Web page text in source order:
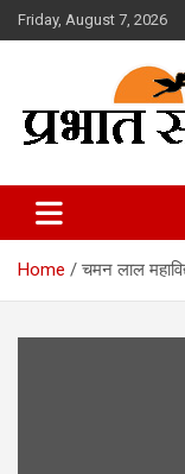
Skip
to
Friday, August 7, 2026
Prabhat
Home चमन लाल